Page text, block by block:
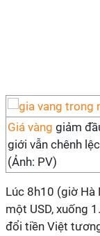
Giá vàng giảm
giới vẫn chênh
(Ảnh: PV)
Lúc 8h10 (giờ Hà
một USD, xuống
đổi tiền Việt